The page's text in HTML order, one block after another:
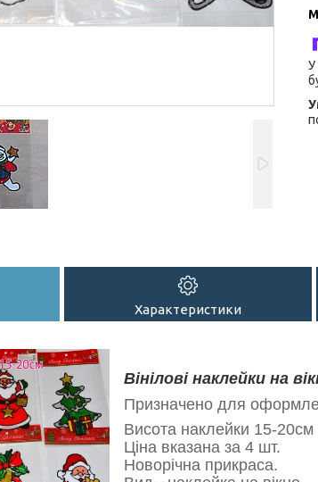
У
Характеристики
Вінілові наклейки на
Призначено для
Висота наклейки 15-20см
Ціна вказана за 4 шт.
Новорічна прикраса.